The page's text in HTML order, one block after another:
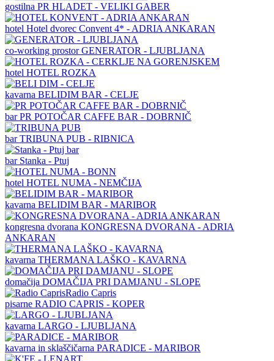
gostilna PR HLADET - VELIKI GABER
hotel Hotel dvorec Convent 4* - ADRIA ANKARAN
co-working prostorGENERATOR - LJUBLJANA
hotel HOTEL ROZKA
kavarna BELIDIM BAR - CELJE
barPR POTOČAR CAFFE BAR - DOBRNIČ
barTRIBUNA PUB - RIBNICA
bar Stanka - Ptuj
hotel HOTEL NUMA - NEMČIJA
kavarna BELIDIM BAR - MARIBOR
kongresna dvorana KONGRESNA DVORANA - ADRIA
ANKARAN
kavarna THERMANA LAŠKO - KAVARNA
domačija DOMAČIJA PRI DAMJANU - SLOPE
pisarne RADIO CAPRIS - KOPER
kavarna LARGO - LJUBLJANA
kavarna in sklaščičarna PARADICE - MARIBOR